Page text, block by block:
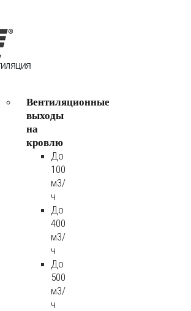
Вентиляционные
выходы
на
кровлю
До
100
м3/
ч
До
400
м3/
ч
До
500
м3/
ч